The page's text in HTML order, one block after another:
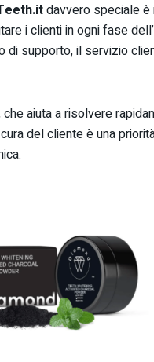
davvero speciale
i clienti in ogni fase
di supporto, il servizio
aiuta a risolvere
del cliente è una